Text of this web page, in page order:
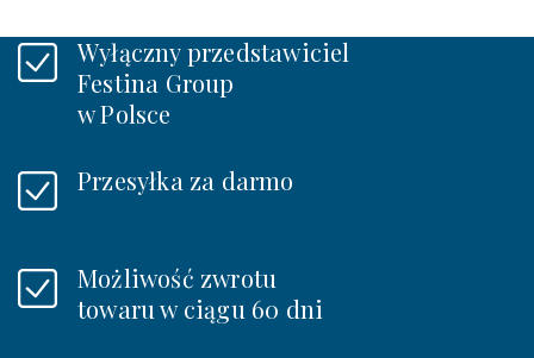
Wyłączny przedstawiciel
Festina Group
w Polsce
Przesyłka za darmo
Możliwość zwrotu
towaru w ciągu 60 dni